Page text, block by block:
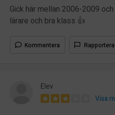
Gick här mellan 2006-2009
lärare och bra klass 👍
Kommentera Rapportera
Elev
Visa